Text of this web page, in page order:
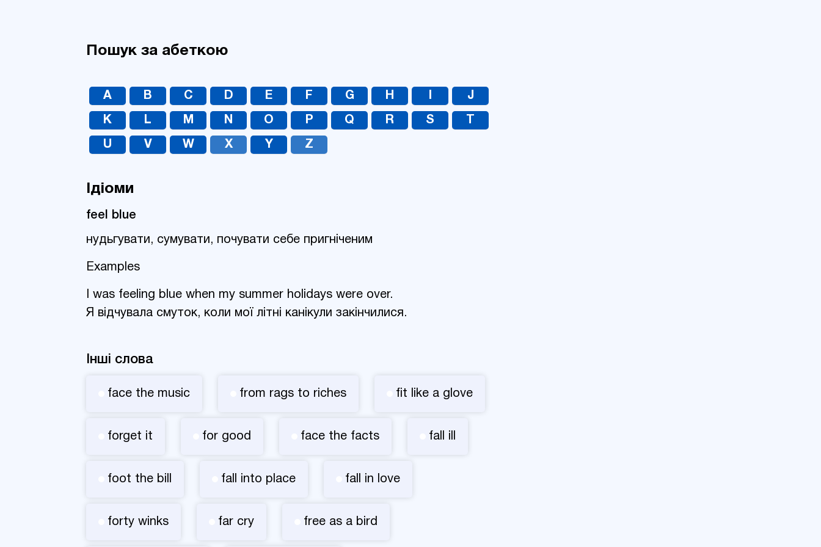
Пошук за абеткою
A B C D E F G H J
K L M N O P Q R S
U V W X Y Z
Ідіоми
feel blue
нудьгувати, сумувати, почувати себе пригніченим
Examples
I was feeling blue when my summer holidays were over.
Я відчувала смуток, коли мої літні канікули закінчилися.
Інші слова
face the music from rags to riches fit like a glove
forget it for good face the facts fall ill
foot the bill fall into place fall in love
forty winks far cry free as a bird